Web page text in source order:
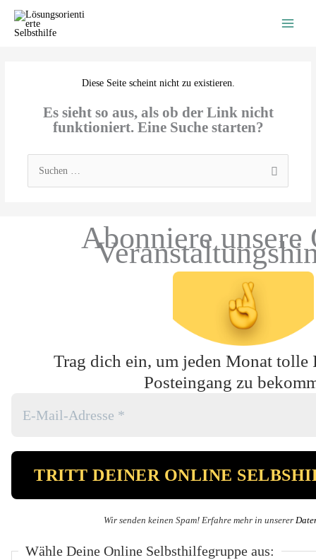
Inhalt
springen
Diese Seite scheint nicht zu existieren.
Es sieht so aus, als ob der Link nicht
funktioniert. Eine Suche starten?
Suchen
nach:
Abonniere unsere
Trag dich ein, um jeden Monat tolle
Posteingang zu
Wir senden keinen Spam! Erfahre mehr in unserer
Wähle Deine Online Selbsthilfegruppe aus: